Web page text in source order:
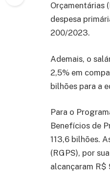
Orçamentárias
despesa
200/2023.
Ademais, o
2,5% em
bilhões para a
Para o
Benefícios de
113,6 bilhões.
(RGPS), por
alcançaram R$